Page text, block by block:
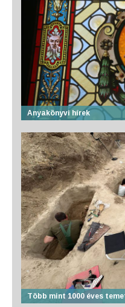
Anyakönyvi hírek
Több mint 1000 éves